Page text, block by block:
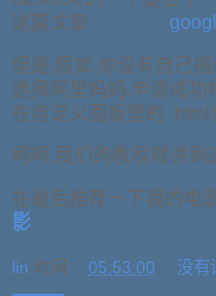
这篇文章
但是,假如,你没有自己
选择阿里妈妈,申请成功
在自定义面板里的 html
呵呵,我们的教程就讲
在最后推荐一下我的
影
lin 时间： 05:53:00 没有